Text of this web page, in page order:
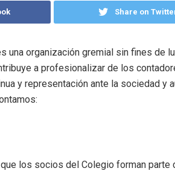
Share on
una organización gremial sin fines de
a profesionalizar de los
y representación ante la sociedad y
los socios del Colegio forman parte